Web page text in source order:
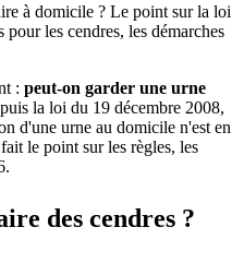
à domicile ? Le point sur la loi
les cendres, les démarches
: peut-on garder une urne
la loi du 19 décembre 2008,
d'une urne au domicile n'est en
le point sur les règles, les
des cendres ?